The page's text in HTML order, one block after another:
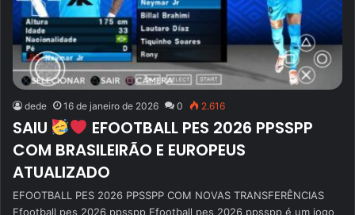
dede 16 de janeiro de 2026 0 2.616
SAIU
EFOOTBALL PES 2026 PPSSPP
COM BRASILEIRÃO E EUROPEUS
ATUALIZADO
EFOOTBALL PES 2026 PPSSPP COM NOVAS TRANSFERÊNCIAS
Efootball pes 2026 ppsspp Efootball pes 2026 ppsspp é um jogo